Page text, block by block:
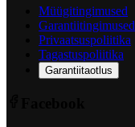
Müügitingimused
Garantiitingimused
Privaatsuspoliitika
Tagastuspoliitika
Garantiitaotlus